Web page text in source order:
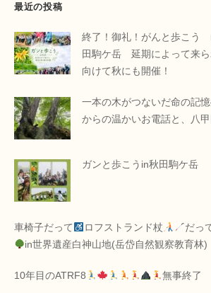
最近の投稿
終了！御礼！がんと歩こ
田駒ケ岳 延期によって来ら
向けて秋にも開催！
一本の木がつないだ命の記
からの温かいお電話と、八
ガンと歩こうin秋田駒ケ岳
車椅子だって ロフストランド杖
だっ
in世界遺産白神山地(岳岱自然観察教育林)
10年目のATRF8 無事終了